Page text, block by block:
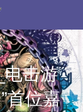
电击游
首位嘉